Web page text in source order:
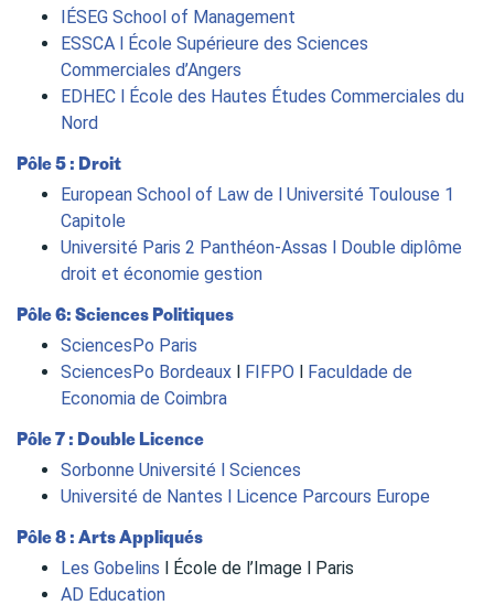
IÉSEG School of Management
ESSCA l École Supérieure des Sciences
Commerciales d’Angers
EDHEC l École des Hautes Études Commerciales du
Nord
Pôle 5 : Droit
European School of Law de l Université Toulouse 1
Capitole
Université Paris 2 Panthéon-Assas l Double diplôme
droit et économie gestion
Pôle 6: Sciences Politiques
SciencesPo Paris
SciencesPo Bordeaux
FIFPO
Faculdade de
Economia de Coimbra
Pôle 7 : Double Licence
Sorbonne Université l Sciences
Université de Nantes l Licence Parcours Europe
Pôle 8 : Arts Appliqués
Les Gobelins l École de l’Image l Paris
AD Education